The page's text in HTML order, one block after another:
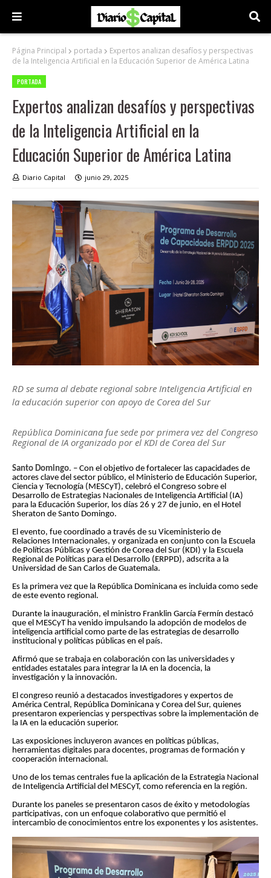
Página Principal portada
Expertos analizan desafíos y perspectivas
de la Inteligencia Artificial en la Educación Superior de América Latina
PORTADA
Expertos analizan desafíos y perspectivas
de la Inteligencia Artificial en la
Educación Superior de América Latina
Diario Capital junio 29, 2025
RD se suma al debate regional sobre Inteligencia Artificial en
la educación superior con apoyo de Corea del Sur
República Dominicana fue sede por primera vez del Congreso
Regional de IA organizado por el KDI de Corea del Sur
Santo Domingo. – Con el objetivo de fortalecer las capacidades de
actores clave del sector público, el Ministerio de Educación Superior,
Ciencia y Tecnología (MESCyT), celebró el Congreso sobre el
Desarrollo de Estrategias Nacionales de Inteligencia Artificial (IA)
para la Educación Superior, los días 26 y 27 de junio, en el Hotel
Sheraton de Santo Domingo.
El evento, fue coordinado a través de su Viceministerio de
Relaciones Internacionales, y organizada en conjunto con la Escuela
de Políticas Públicas y Gestión de Corea del Sur (KDI) y la Escuela
Regional de Políticas para el Desarrollo (ERPPD), adscrita a la
Universidad de San Carlos de Guatemala.
Es la primera vez que la República Dominicana es incluida como sede
de este evento regional.
Durante la inauguración, el ministro Franklin García Fermín destacó
que el MESCyT ha venido impulsando la adopción de modelos de
inteligencia artificial como parte de las estrategias de desarrollo
institucional y políticas públicas en el país.
Afirmó que se trabaja en colaboración con las universidades y
entidades estatales para integrar la IA en la docencia, la
investigación y la innovación.
El congreso reunió a destacados investigadores y expertos de
América Central, República Dominicana y Corea del Sur, quienes
presentaron experiencias y perspectivas sobre la implementación de
la IA en la educación superior.
Las exposiciones incluyeron avances en políticas públicas,
herramientas digitales para docentes, programas de formación y
cooperación internacional.
Uno de los temas centrales fue la aplicación de la Estrategia Nacional
de Inteligencia Artificial del MESCyT, como referencia en la región.
Durante los paneles se presentaron casos de éxito y metodologías
participativas, con un enfoque colaborativo que permitió el
intercambio de conocimientos entre los exponentes y los asistentes.